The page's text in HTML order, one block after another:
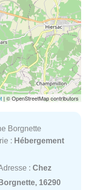
| © OpenStreetMap contributors
Borgnette
: Hébergement
: Chez
Borgnette, 16290